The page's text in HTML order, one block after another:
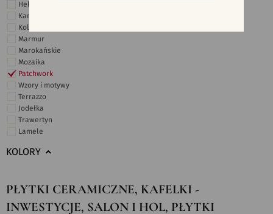
Heksagonalne
Kamień
Kolor
Marmur
Marokańskie
Mozaika
Patchwork
Wzory i motywy
Terrazzo
Jodełka
Trawertyn
Lamele
KOLORY
PŁYTKI CERAMICZNE, KAFELKI -
INWESTYCJE, SALON I HOL, PŁYTKI